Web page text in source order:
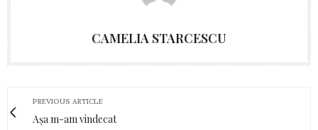
CAMELIA STARCESCU
PREVIOUS ARTICLE
Așa m-am vindecat